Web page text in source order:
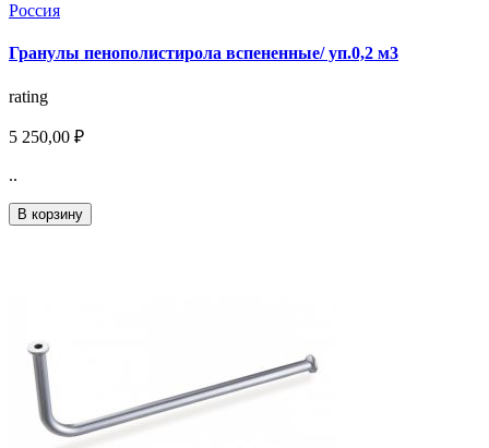
Россия
Гранулы пенополистирола вспененные/ уп.0,2 м3
rating
5 250,00 ₽
..
В корзину